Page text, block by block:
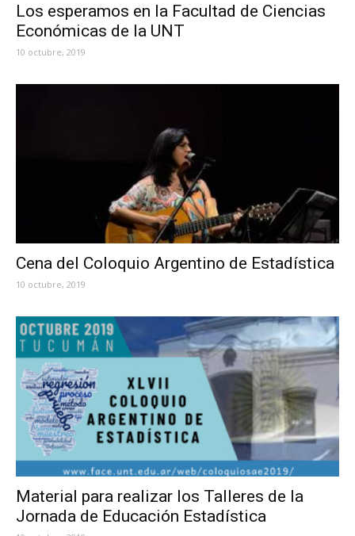
Los esperamos en la Facultad de Ciencias
Económicas de la UNT
10 octubre, 2019
Cena del Coloquio Argentino de Estadística
10 octubre, 2019
Material para realizar los Talleres de la
Jornada de Educación Estadística